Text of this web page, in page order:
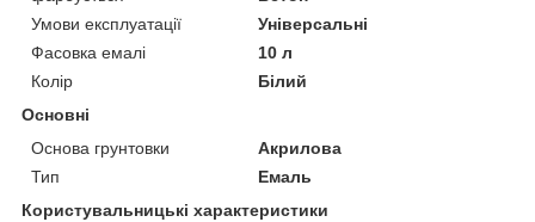
Умови експлуатації
Універсальні
Фасовка емалі
10 л
Колір
Білий
Основні
Основа грунтовки
Акрилова
Тип
Емаль
Користувальницькі характеристики